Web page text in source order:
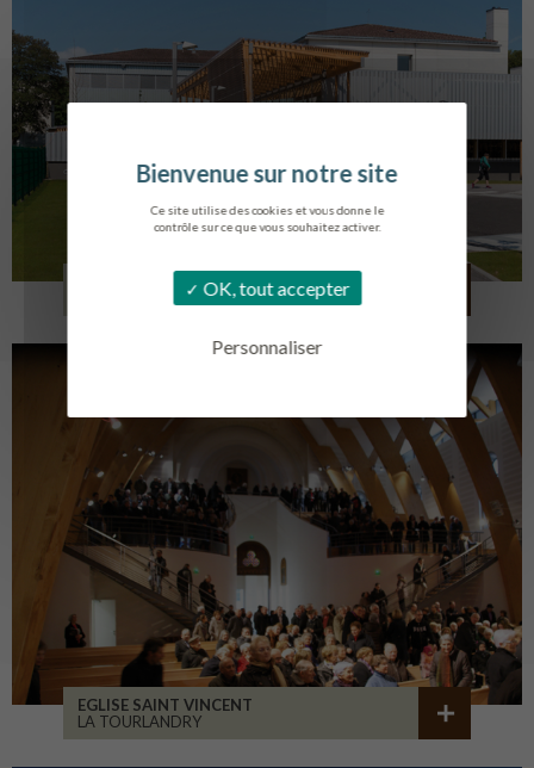
Ce site utilise des cookies et vous donne le
contrôle sur ce que vous souhaitez activer.
OK, tout accepter
Personnaliser
COLLÈGE MONTMORENCY
BOURBONNE-LES-BAINS
EGLISE SAINT VINCENT
LA TOURLANDRY